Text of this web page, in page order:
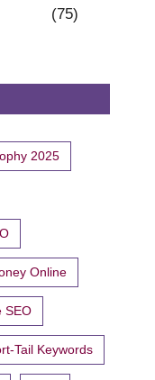
(75)
2025
Online
SEO
Tail Keywords